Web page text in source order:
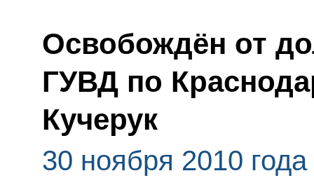
Освобождён от
ГУВД по
Кучерук
30 ноября 2010 года